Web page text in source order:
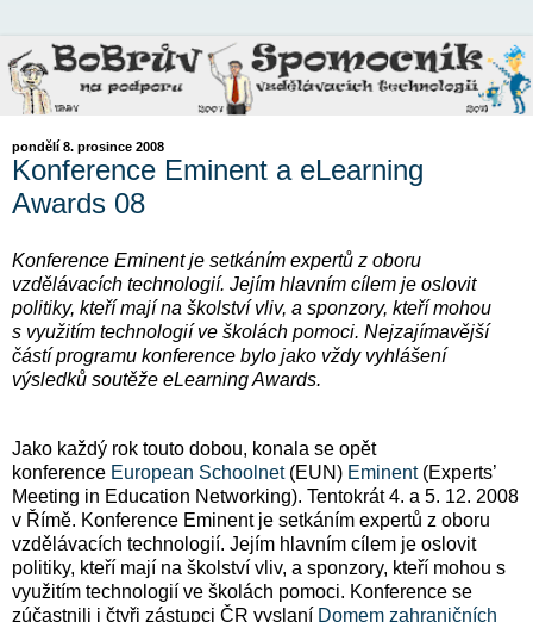
pondělí 8. prosince 2008
Konference Eminent a eLearning
Awards 08
Konference Eminent je setkáním expertů z oboru
vzdělávacích technologií. Jejím hlavním cílem je oslovit
politiky, kteří mají na školství vliv, a sponzory, kteří mohou
s využitím technologií ve školách pomoci. Nejzajímavější
částí programu konference bylo jako vždy vyhlášení
výsledků soutěže eLearning Awards.
Jako každý rok touto dobou, konala se opět
konference European Schoolnet(EUN) Eminent(Experts’
Meeting in Education Networking). Tentokrát 4. a 5. 12. 2008
v Římě. Konference Eminent je setkáním expertů z oboru
vzdělávacích technologií. Jejím hlavním cílem je oslovit
politiky, kteří mají na školství vliv, a sponzory, kteří mohou s
využitím technologií ve školách pomoci. Konference se
zúčastnili i čtyři zástupci ČR vyslaní Domem zahraničních